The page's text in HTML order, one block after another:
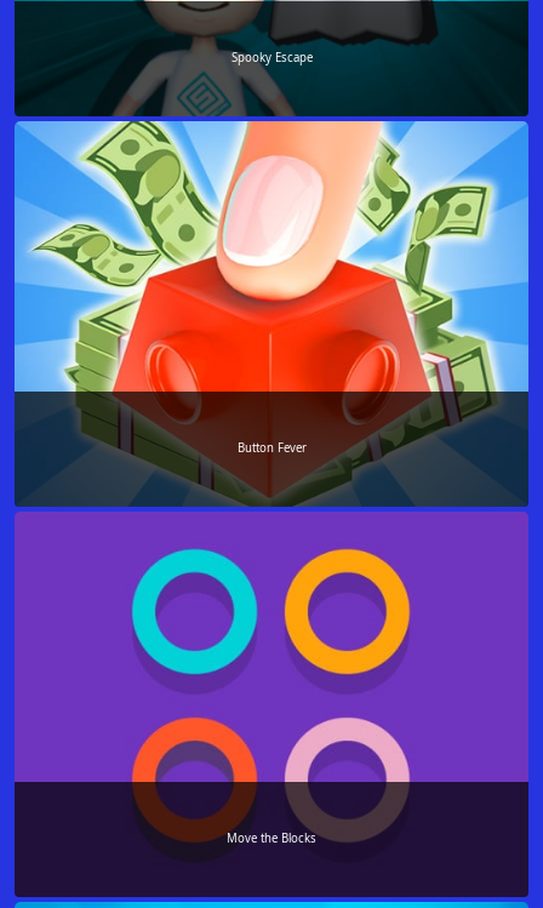
Spooky Escape
Button Fever
Move the Blocks